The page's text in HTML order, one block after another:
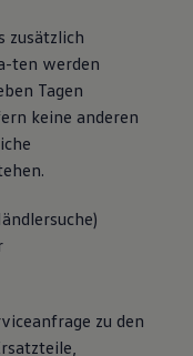
zusätzlich
ten werden
Tagen
keine anderen
zu den